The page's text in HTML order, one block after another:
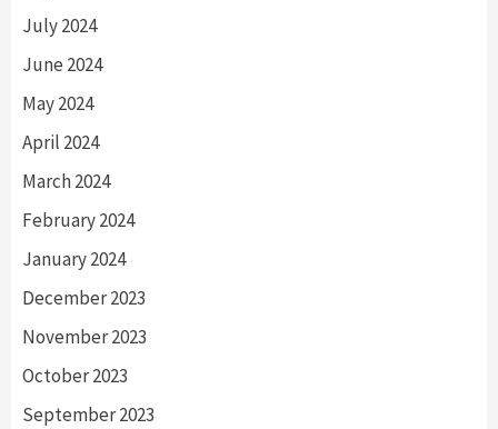
July 2024
June 2024
May 2024
April 2024
March 2024
February 2024
January 2024
December 2023
November 2023
October 2023
September 2023